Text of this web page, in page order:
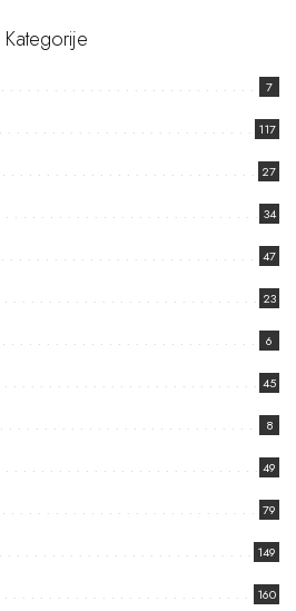
Kategorije
7
117
27
34
47
23
6
45
8
49
79
149
160